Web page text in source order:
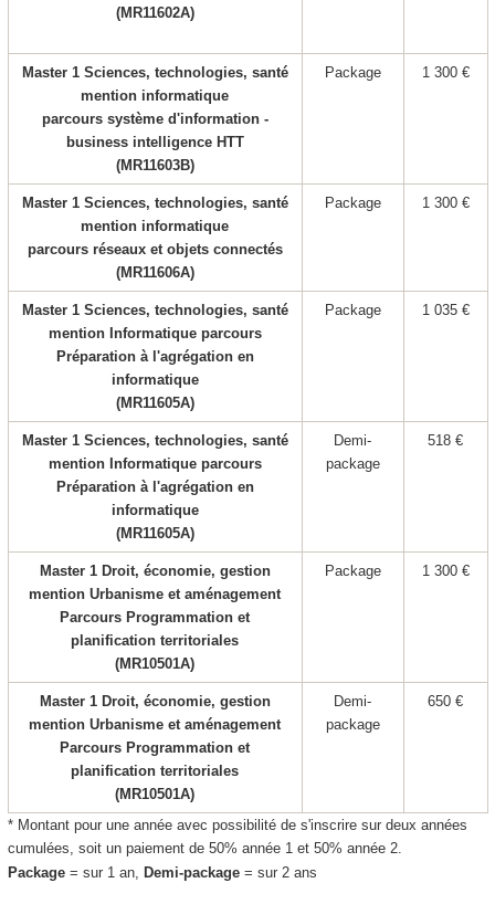
(MR11602A)
Master 1 Sciences, technologies, santé
mention informatique
parcours système d'information -
business intelligence HTT
(MR11603B)
Package 1 300 €
Master 1 Sciences, technologies, santé
mention informatique
parcours réseaux et objets connectés
(MR11606A)
Package 1 300 €
Master 1 Sciences, technologies, santé
mention Informatique parcours
Préparation à l'agrégation en
informatique
(MR11605A)
Package 1 035 €
Master 1 Sciences, technologies, santé
mention Informatique parcours
Préparation à l'agrégation en
informatique
(MR11605A)
Demi-
package
518 €
Master 1 Droit, économie, gestion
mention Urbanisme et aménagement
Parcours Programmation et
planification territoriales
(MR10501A)
Package 1 300 €
Master 1 Droit, économie, gestion
mention Urbanisme et aménagement
Parcours Programmation et
planification territoriales
(MR10501A)
Demi-
package
650 €
* Montant pour une année avec possibilité de s'inscrire sur deux années
cumulées, soit un paiement de 50% année 1 et 50% année 2.
Package= sur 1 an, Demi-package = sur 2 ans